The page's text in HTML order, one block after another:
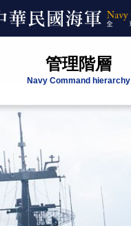
管理階層
Navy Command hierarchy